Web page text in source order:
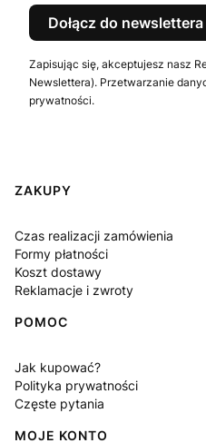
Dołącz do newslettera
Zapisując się, akceptujesz nasz
Newslettera). Przetwarzanie
prywatności.
Linki w stopce
ZAKUPY
Czas realizacji zamówienia
Formy płatności
Koszt dostawy
Reklamacje i zwroty
POMOC
Jak kupować?
Polityka prywatności
Częste pytania
MOJE KONTO